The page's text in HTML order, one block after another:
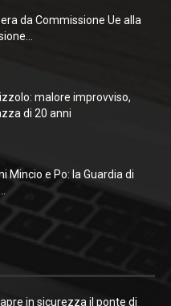
da Commissione Ue alla
malore improvviso,
di 20 anni
Mincio e Po: la Guardia di
in sicurezza il ponte di